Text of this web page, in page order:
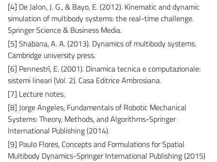
[4] De Jalon, J. G., & Bayo, E. (2012). Kinematic and dynamic
simulation of multibody systems: the real-time challenge.
Springer Science & Business Media.
[5] Shabana, A. A. (2013). Dynamics of multibody systems.
Cambridge university press.
[6] Pennestrì, E. (2001). Dinamica tecnica e computazionale:
sistemi lineari (Vol. 2). Casa Editrice Ambrosiana.
[7] Lecture notes.
[8] Jorge Angeles, Fundamentals of Robotic Mechanical
Systems: Theory, Methods, and Algorithms-Springer
International Publishing (2014).
[9] Paulo Flores, Concepts and Formulations for Spatial
Multibody Dynamics-Springer International Publishing (2015)